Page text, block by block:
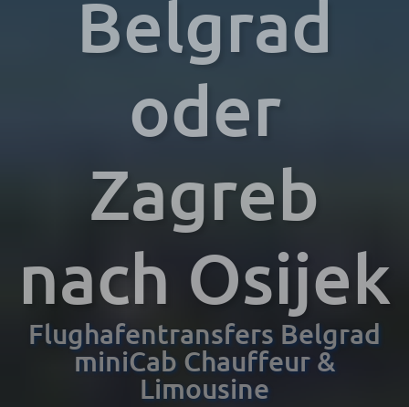
Belgrad
oder
Zagreb
nach Osijek
Flughafentransfers Belgrad
miniCab Chauffeur &
Limousine